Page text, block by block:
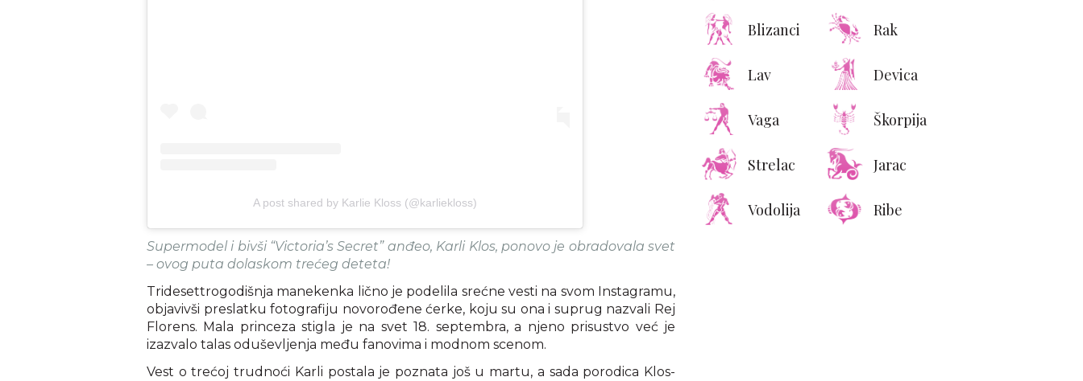
A post shared by Karlie Kloss (@karliekloss)
Supermodel i bivši “Victoria’s Secret” anđeo, Karli Klos, ponovo je obradovala svet
– ovog puta dolaskom trećeg deteta!
Tridesettrogodišnja manekenka lično je podelila srećne vesti na svom Instagramu,
objavivši preslatku fotografiju novorođene ćerke, koju su ona i suprug nazvali Rej
Florens. Mala princeza stigla je na svet 18. septembra, a njeno prisustvo već je
izazvalo talas oduševljenja među fanovima i modnom scenom.
Vest o trećoj trudnoći Karli postala je poznata još u martu, a sada porodica Klos-
Blizanci Rak
Lav Devica
Vaga Škorpija
Strelac Jarac
Vodolija Ribe